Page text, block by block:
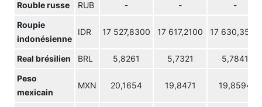
Rouble russe RUB - - -
Roupie
indonésienne
IDR 17 527,8300 17 617,2100 17 630,3500
Real brésilien BRL 5,8261 5,7321 5,7841
Peso
mexicain
MXN 20,1654 19,8471 19,8594